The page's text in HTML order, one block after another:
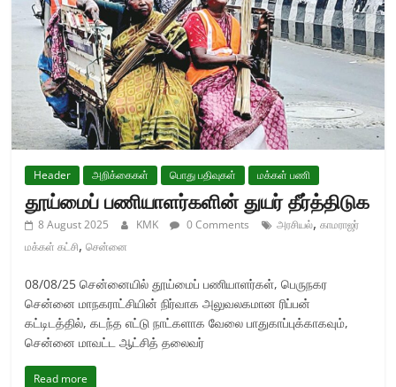
Header அறிக்கைகள் பொது பதிவுகள் மக்கள் பணி
தூய்மைப் பணியாளர்களின் துயர் தீர்த்திடுக
8 August 2025 KMK 0 Comments அரசியல்,காமராஜர்
மக்கள் கட்சி,சென்னை
08/08/25 சென்னையில் தூய்மைப் பணியாளர்கள், பெருநகர
சென்னை மாநகராட்சியின் நிர்வாக அலுவலகமான ரிப்பன்
கட்டிடத்தில், கடந்த எட்டு நாட்களாக வேலை பாதுகாப்புக்காகவும்,
சென்னை மாவட்ட ஆட்சித் தலைவர்
Read more